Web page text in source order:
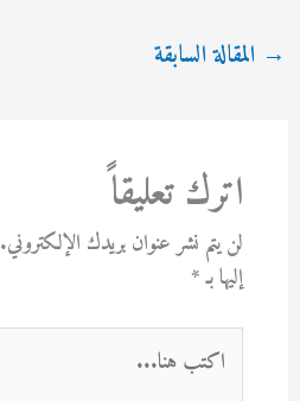
→ المقالة السابقة
اترك تعليقاً
لن يتم نشر عنوان بريدك الإلكتروني.
إليها بـ*
اكتب
هنا...